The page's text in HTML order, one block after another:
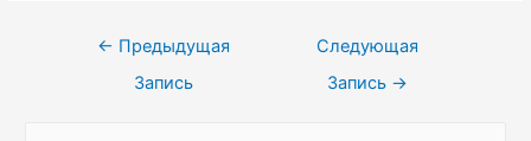
Навигация
← Предыдущая
Запись
Следующая
Запись →